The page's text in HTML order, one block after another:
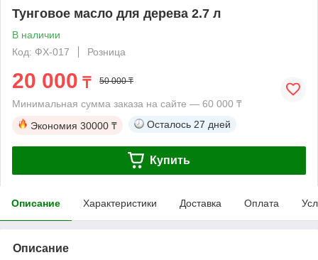
Тунговое масло для дерева 2.7 л
В наличии
Код: ФХ-017
Розница
20 000 ₸ 50 000 ₸
Минимальная сумма заказа на сайте — 60 000 ₸
Экономия 30000 ₸ Осталось 27 дней
Купить
Описание Характеристики Доставка Оплата
Описание